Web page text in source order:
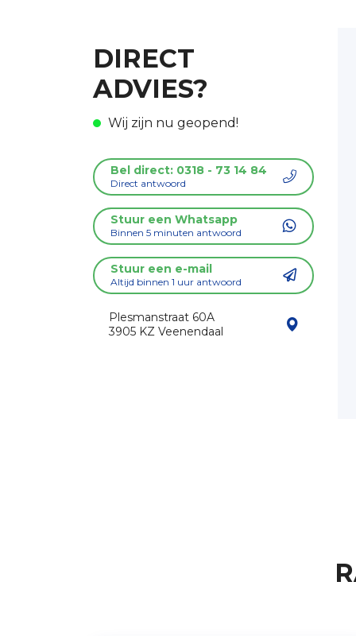
DIRECT
ADVIES?
Wij zijn nu geopend!
Bel direct: 0318 - 73 14 84
Direct antwoord
Stuur een Whatsapp
Binnen 5 minuten antwoord
Stuur een e-mail
Altijd binnen 1 uur antwoord
Plesmanstraat 60A
3905 KZ Veenendaal
9
”Goede offerte en
meedenkend.
Energielabel was er
snel.“
04-03-2024
”Prettig in de
omgang,
kennis van
inzichten!“
Matthijs
03-03-2024